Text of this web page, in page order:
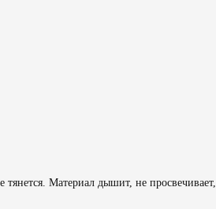
Материал дышит, не просвечивает,